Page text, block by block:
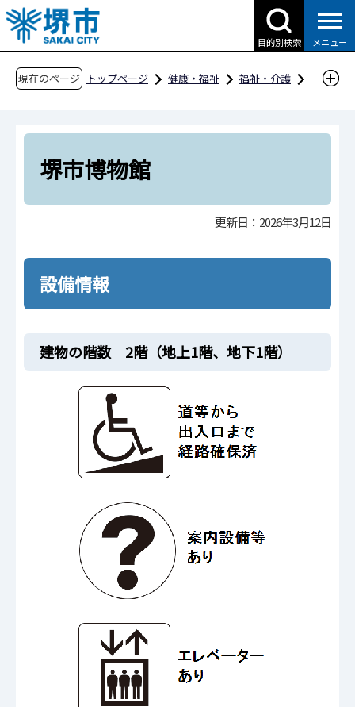
こ
の
ペ
目的別検索 メニュー
現在のページ トップページ 健康・福祉
福祉・介護
種別一覧
文化 博物館等 堺市博物館
堺市博物館
更新日：2026年3月12日
設備情報
建物の階数 2階（地上1階、地下1階）